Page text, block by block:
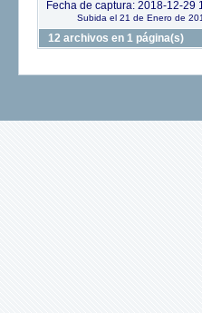
Fecha de captura: 2018-12-29
Subida el 21 de Enero de
12 archivos en 1 página(s)